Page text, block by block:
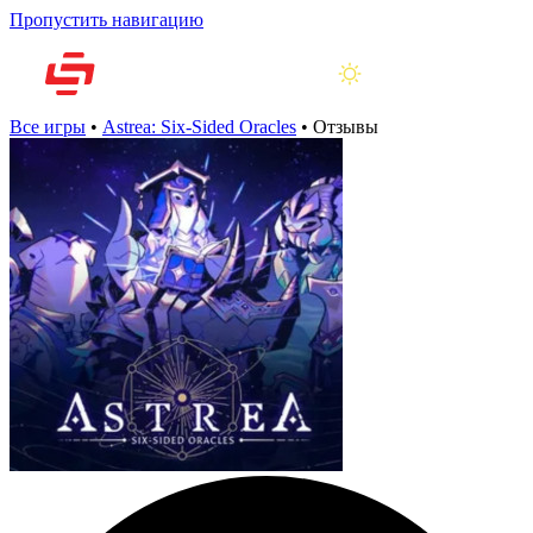
Пропустить навигацию
Все игры • Astrea: Six-Sided Oracles • Отзывы